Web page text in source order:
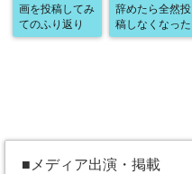
画を投稿してみ
てのふり返り
辞めたら全然投
稿しなくなった
■メディア出演・掲載